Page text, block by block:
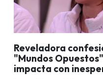
Reveladora
"Mundos
impacta con